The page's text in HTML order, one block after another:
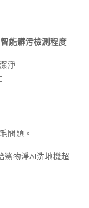
智能髒污檢測程度
淨
問題。
鯊物淨AI洗地機超